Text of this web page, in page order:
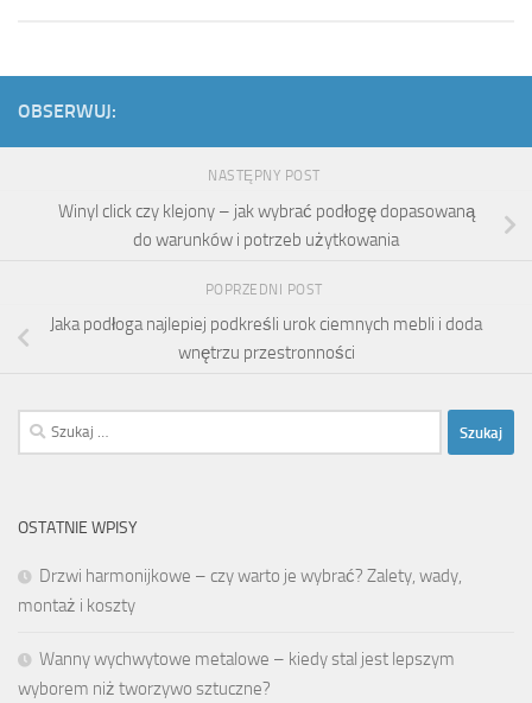
OBSERWUJ:
NASTĘPNY POST
Winyl click czy klejony – jak wybrać podłogę dopasowaną
do warunków i potrzeb użytkowania
POPRZEDNI POST
Jaka podłoga najlepiej podkreśli urok ciemnych mebli i doda
wnętrzu przestronności
Szukaj:
OSTATNIE WPISY
Drzwi harmonijkowe – czy warto je wybrać? Zalety, wady,
montaż i koszty
Wanny wychwytowe metalowe – kiedy stal jest lepszym
wyborem niż tworzywo sztuczne?